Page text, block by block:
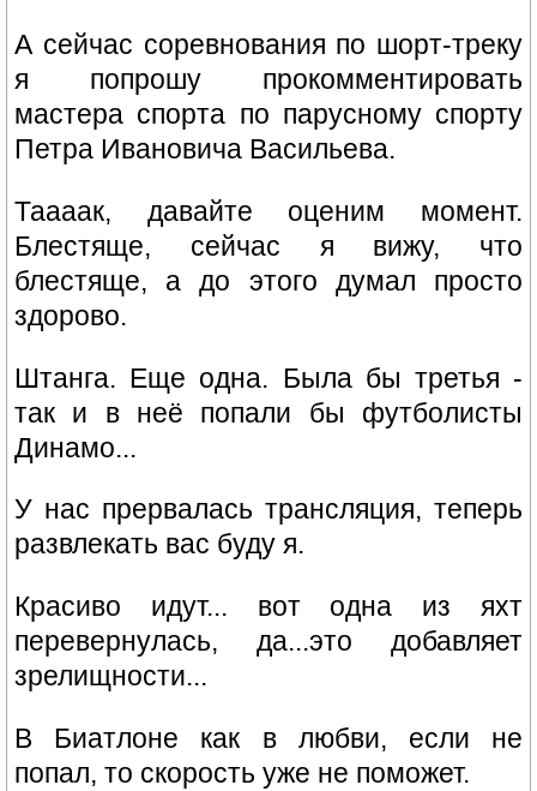
А сейчас соревнования по шорт-треку
я попрошу прокомментировать
мастера спорта по парусному спорту
Петра Ивановича Васильева.
Таааак, давайте оценим момент.
Блестяще, сейчас я вижу, что
блестяще, а до этого думал просто
здорово.
Штанга. Еще одна. Была бы третья -
так и в неё попали бы футболисты
Динамо...
У нас прервалась трансляция, теперь
развлекать вас буду я.
Красиво идут... вот одна из яхт
перевернулась, да...это добавляет
зрелищности...
В Биатлоне как в любви, если не
попал, то скорость уже не поможет.